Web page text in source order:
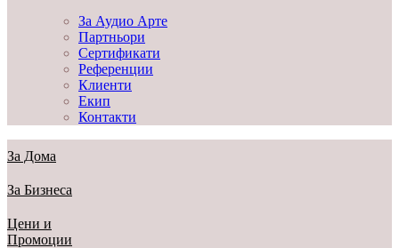
За Аудио Арте
Партньори
Сертификати
Референции
Клиенти
Екип
Контакти
За Дома
За Бизнеса
Цени и
Промоции